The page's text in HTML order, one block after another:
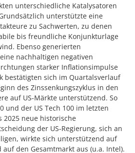
unterschiedliche Katalysatoren
unterstützte eine
zu Sachwerten, zu denen
bis freundliche Konjunkturlage
Ebenso generierten
nachhaltigen negativen
starker Inflationsimpulse
bestätigten sich im Quartalsverlauf
des Zinssenkungszyklus in den
auf US-Märkte unterstützend. So
und der US Tech 100 im letzten
2025 neue historische
der US-Regierung, sich an
wirkte sich unterstützend auf
den Gesamtmarkt aus (u.a. Intel).